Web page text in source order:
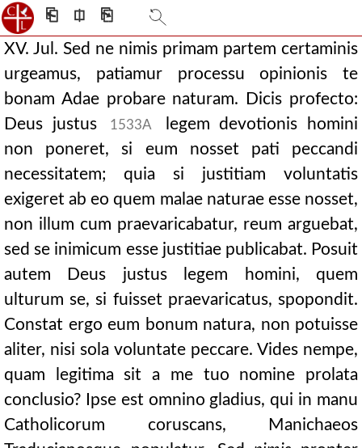
⎗ ⎅ ⎘
XV. Jul. Sed ne nimis primam partem certaminis
urgeamus, patiamur processu opinionis te
bonam Adae probare naturam. Dicis profecto:
Deus justus
1533A
legem devotionis homini
non poneret, si eum nosset pati peccandi
necessitatem; quia si justitiam voluntatis
exigeret ab eo quem malae naturae esse nosset,
non illum cum praevaricabatur, reum arguebat,
sed se inimicum esse justitiae publicabat. Posuit
autem Deus justus legem homini, quem
ulturum se, si fuisset praevaricatus, spopondit.
Constat ergo eum bonum natura, non potuisse
aliter, nisi sola voluntate peccare. Vides nempe,
quam legitima sit a me tuo nomine prolata
conclusio? Ipse est omnino gladius, qui in manu
Catholicorum coruscans, Manichaeos